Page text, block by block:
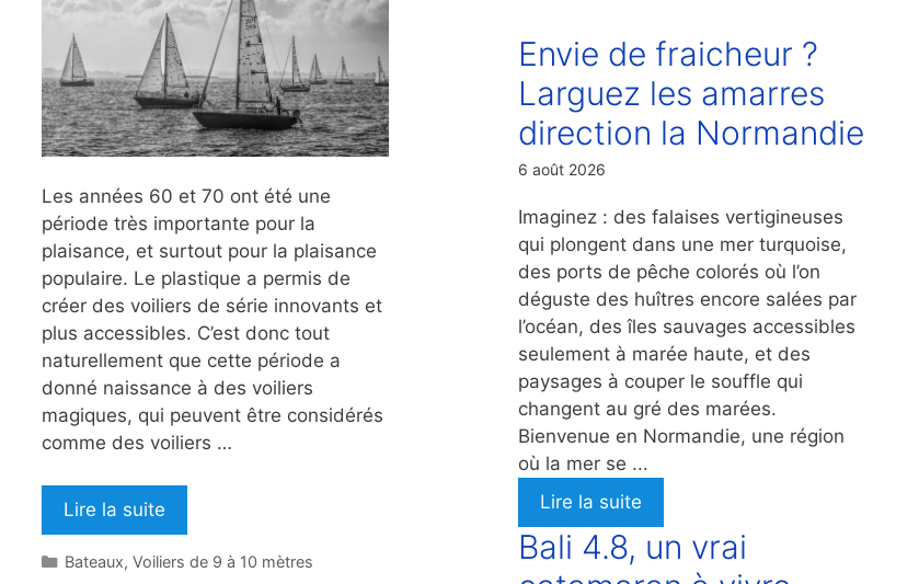
Les années 60 et 70 ont été une
période très importante pour la
plaisance, et surtout pour la plaisance
populaire. Le plastique a permis de
créer des voiliers de série innovants et
plus accessibles. C’est donc tout
naturellement que cette période a
donné naissance à des voiliers
magiques, qui peuvent être considérés
comme des voiliers …
Lire la suite
Catégories
Bateaux,Voiliers de 9 à 10 mètres
Envie de fraicheur ?
Larguez les amarres
direction la Normandie
6 août 2026
Imaginez : des falaises vertigineuses
qui plongent dans une mer turquoise,
des ports de pêche colorés où l’on
déguste des huîtres encore salées par
l’océan, des îles sauvages accessibles
seulement à marée haute, et des
paysages à couper le souffle qui
changent au gré des marées.
Bienvenue en Normandie, une région
où la mer se ...
Lire la suite
Bali 4.8, un vrai